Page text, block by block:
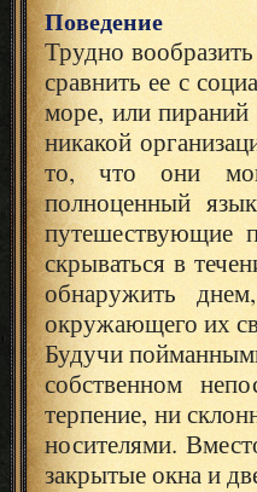
Поведение
Трудно
сравнить ее с
море, или
никакой
то, что они
полноценный
путешествующие
скрываться в
обнаружить
окружающего их
Будучи
собственном
терпение, ни
носителями.
закрытые окна и